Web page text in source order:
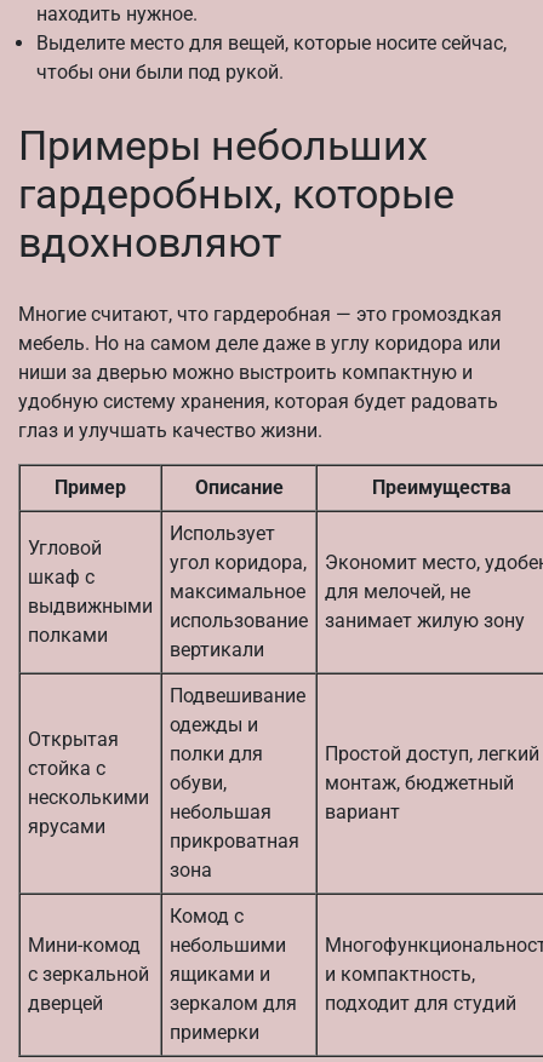
находить нужное.
Выделите место для вещей, которые носите сейчас,
чтобы они были под рукой.
Примеры небольших
гардеробных, которые
вдохновляют
Многие считают, что гардеробная — это громоздкая
мебель. Но на самом деле даже в углу коридора или
ниши за дверью можно выстроить компактную и
удобную систему хранения, которая будет радовать
глаз и улучшать качество жизни.
Пример Описание Преимущества
Угловой
шкаф с
выдвижными
полками
Использует
угол коридора,
максимальное
использование
вертикали
Экономит место,
для мелочей, не
занимает жилую зону
Открытая
стойка с
несколькими
ярусами
Подвешивание
одежды и
полки для
обуви,
небольшая
прикроватная
зона
Простой доступ, легкий
монтаж, бюджетный
вариант
Мини-комод
с зеркальной
дверцей
Комод с
небольшими
ящиками и
зеркалом для
примерки
и компактность,
подходит для студий